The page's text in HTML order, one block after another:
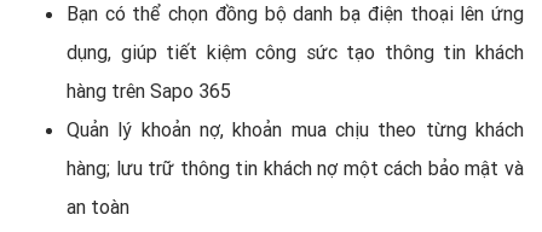
Bạn có thể chọn đồng bộ danh bạ điện thoại lên ứng
dụng, giúp tiết kiệm công sức tạo thông tin khách
hàng trên Sapo 365
Quản lý khoản nợ, khoản mua chịu theo từng khách
hàng; lưu trữ thông tin khách nợ một cách bảo mật và
an toàn